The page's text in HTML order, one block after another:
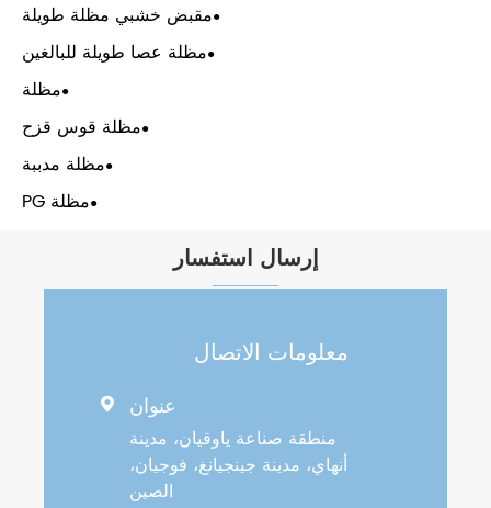
مقبض خشبي مظلة طويلة
مظلة عصا طويلة للبالغين
مظلة
مظلة قوس قزح
مظلة مدببة
مظلة PG
إرسال استفسار
معلومات الاتصال
 عنوان
منطقة صناعة ياوقيان، مدينة
أنهاي، مدينة جينجيانغ، فوجيان،
الصين